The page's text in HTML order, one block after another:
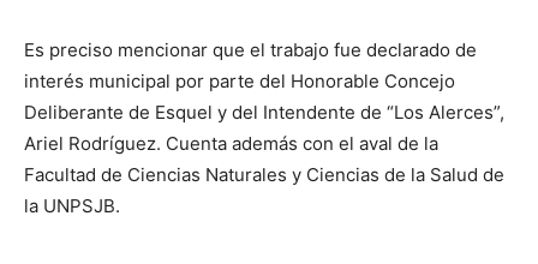
Es preciso mencionar que el trabajo fue declarado de
interés municipal por parte del Honorable Concejo
Deliberante de Esquel y del Intendente de “Los Alerces”,
Ariel Rodríguez. Cuenta además con el aval de la
Facultad de Ciencias Naturales y Ciencias de la Salud de
la UNPSJB.